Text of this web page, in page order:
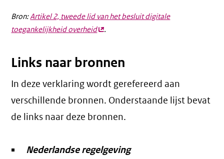
Bron:Artikel 2, tweede lid van het besluit digitale
toegankelijkheid overheid(externe
.
Links naar bronnen
In deze verklaring wordt gerefereerd aan
verschillende bronnen. Onderstaande lijst bevat
de links naar deze bronnen.
Nederlandse regelgeving